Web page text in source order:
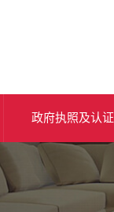
政府执照及认证